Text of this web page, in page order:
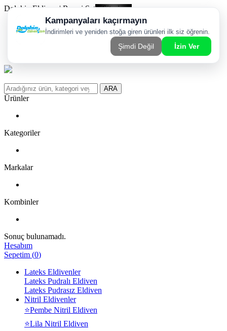
Dolphin Eldiven | Resmi Satış Sitesi
Kargom Nerede?
WhatsApp Sipariş Hattı
ARA
Ürünler
Kategoriler
Markalar
Kombinler
Sonuç bulunamadı.
Hesabım
Sepetim (0)
Lateks Eldivenler
Lateks Pudralı Eldiven
Lateks Pudrasız Eldiven
Nitril Eldivenler
⭐Pembe Nitril Eldiven
⭐Lila Nitril Eldiven